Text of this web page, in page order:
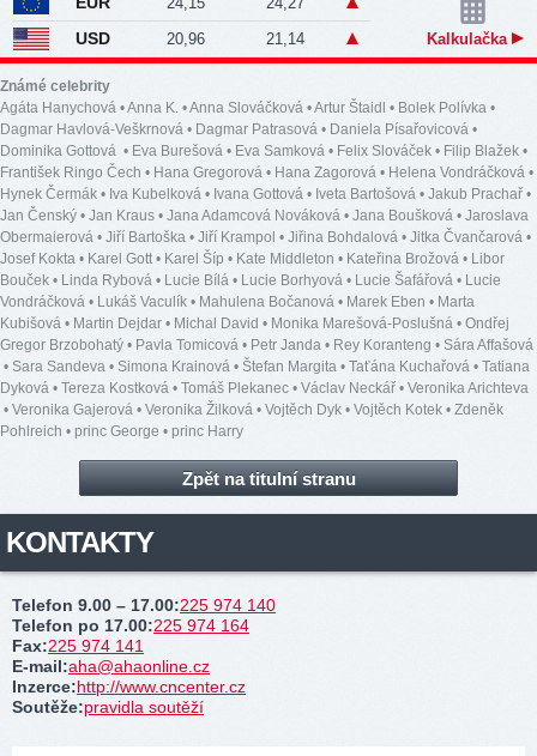
USD 20,96 21,14 Kalkulačka
Známé celebrity
Agáta Hanychová •Anna K. •Anna Slováčková •Artur Štaidl • Bolek Polívka •
Dagmar Havlová-Veškrnová • Dagmar Patrasová • Daniela Písařovicová •
Dominika Gottová • Eva Burešová • Eva Samková • Felix Slováček • Filip Blažek •
František Ringo Čech • Hana Gregorová • Hana Zagorová • Helena Vondráčková •
Hynek Čermák • Iva Kubelková • Ivana Gottová • Iveta Bartošová • Jakub Prachař •
Jan Čenský • Jan Kraus • Jana Adamcová Nováková • Jana Boušková • Jaroslava
Obermaierová • Jiří Bartoška • Jiří Krampol • Jiřina Bohdalová • Jitka Čvančarová •
Josef Kokta • Karel Gott• Karel Šíp • Kate Middleton • Kateřina Brožová • Libor
Bouček • Linda Rybová • Lucie Bílá • Lucie Borhyová • Lucie Šafářová • Lucie
Vondráčková • Lukáš Vaculík • Mahulena Bočanová • Marek Eben • Marta
Kubišová • Martin Dejdar • Michal David • Monika Marešová-Poslušná • Ondřej
Gregor Brzobohatý • Pavla Tomicová • Petr Janda • Rey Koranteng • Sára Affašová
• Sara Sandeva • Simona Krainová • Štefan Margita • Taťána Kuchařová • Tatiana
Dyková • Tereza Kostková • Tomáš Plekanec • Václav Neckář • Veronika Arichteva
• Veronika Gajerová • Veronika Žilková • Vojtěch Dyk • Vojtěch Kotek • Zdeněk
Pohlreich • princ George • princ Harry
Zpět na titulní stranu
KONTAKTY
Telefon 9.00 – 17.00:225 974 140
Telefon po 17.00:225 974 164
Fax:225 974 141
E-mail:aha@ahaonline.cz
Inzerce:http://www.cncenter.cz
Soutěže:pravidla soutěží